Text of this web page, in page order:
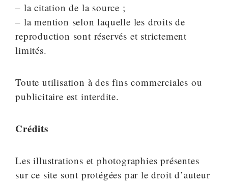
– la citation de la source ;
– la mention selon laquelle les droits de
reproduction sont réservés et strictement
limités.
Toute utilisation à des fins commerciales ou
publicitaire est interdite.
Crédits
Les illustrations et photographies présentes
sur ce site sont protégées par le droit d’auteur